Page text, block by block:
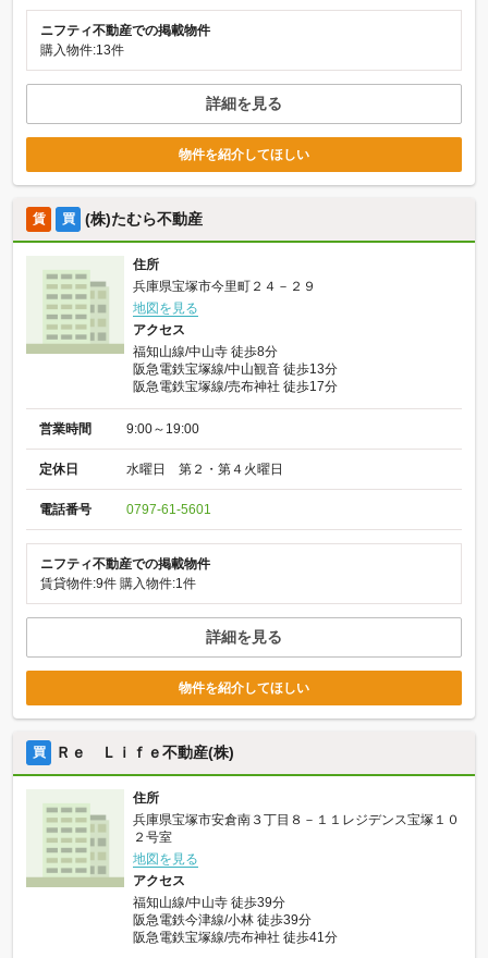
ニフティ不動産での掲載物件
購入物件:13件
詳細を見る
物件を紹介してほしい
賃 買 (株)たむら不動産
住所
兵庫県宝塚市今里町２４－２９
地図を見る
アクセス
福知山線/中山寺 徒歩8分
阪急電鉄宝塚線/中山観音 徒歩13分
阪急電鉄宝塚線/売布神社 徒歩17分
営業時間 9:00～19:00
定休日 水曜日 第２・第４火曜日
電話番号 0797-61-5601
ニフティ不動産での掲載物件
賃貸物件:9件 購入物件:1件
詳細を見る
物件を紹介してほしい
買 Ｒｅ Ｌｉｆｅ不動産(株)
住所
兵庫県宝塚市安倉南３丁目８－１１レジデンス宝塚１０
２号室
地図を見る
アクセス
福知山線/中山寺 徒歩39分
阪急電鉄今津線/小林 徒歩39分
阪急電鉄宝塚線/売布神社 徒歩41分